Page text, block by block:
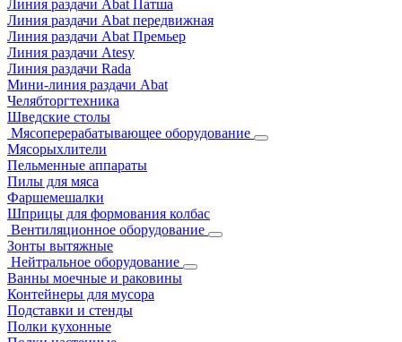
Линия раздачи Abat Патша
Линия раздачи Abat передвижная
Линия раздачи Abat Премьер
Линия раздачи Atesy
Линия раздачи Rada
Мини-линия раздачи Abat
Челябторгтехника
Шведские столы
Мясоперерабатывающее оборудование
Мясорыхлители
Пельменные аппараты
Пилы для мяса
Фаршемешалки
Шприцы для формования колбас
Вентиляционное оборудование
Зонты вытяжные
Нейтральное оборудование
Ванны моечные и раковины
Контейнеры для мусора
Подставки и стенды
Полки кухонные